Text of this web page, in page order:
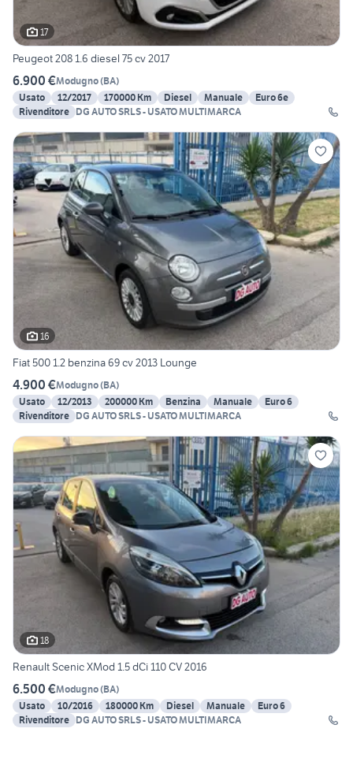
17
Peugeot 208 1.6 diesel 75 cv 2017
6.900 €Modugno(BA)
Usato
12/2017 170000 Km Diesel Manuale
Euro 6e
Rivenditore DG AUTO SRLS - USATO MULTIMARCA
16
Fiat 500 1.2 benzina 69 cv 2013 Lounge
4.900 €Modugno(BA)
Usato
12/2013 200000 Km Benzina Manuale
Euro 6
Rivenditore DG AUTO SRLS - USATO MULTIMARCA
18
Renault Scenic XMod 1.5 dCi 110 CV 2016
6.500 €Modugno(BA)
Usato
10/2016 180000 Km Diesel Manuale
Euro 6
Rivenditore DG AUTO SRLS - USATO MULTIMARCA